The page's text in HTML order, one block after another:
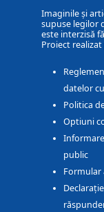
Imaginile și
supuse legilor
este interzisă
Proiect
datelor
Politica
Optiuni
public
Formular